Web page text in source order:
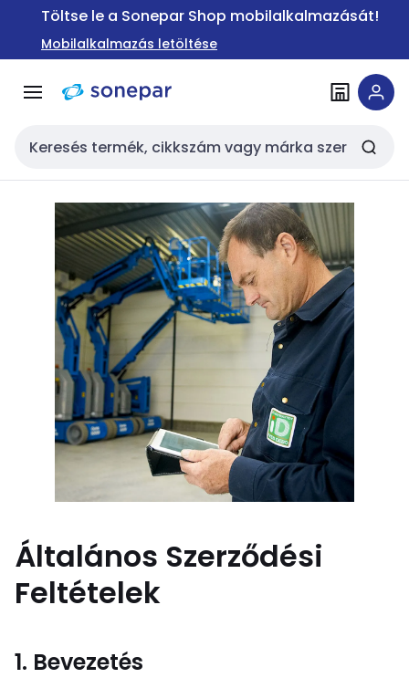
Ugrás a
Ugrás a
tartalomra
Töltse le a Sonepar Shop mobilalkalmazását!
Mobilalkalmazás letöltése
Keresési bemenet
Általános Szerződési
Feltételek
1. Bevezetés